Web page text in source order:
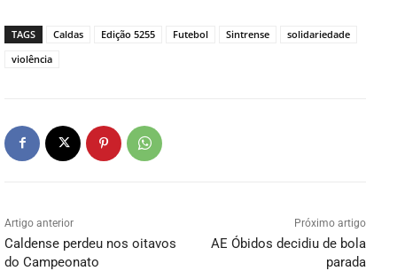
TAGS Caldas Edição 5255 Futebol Sintrense
solidariedade
violência
Artigo anterior
Caldense perdeu nos oitavos
do Campeonato
Próximo artigo
AE Óbidos decidiu de bola
parada